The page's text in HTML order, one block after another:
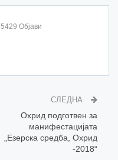
5429 Објави
СЛЕДНА
Охрид подготвен за
манифестацијата
„Езерска средба, Охрид
-2018“